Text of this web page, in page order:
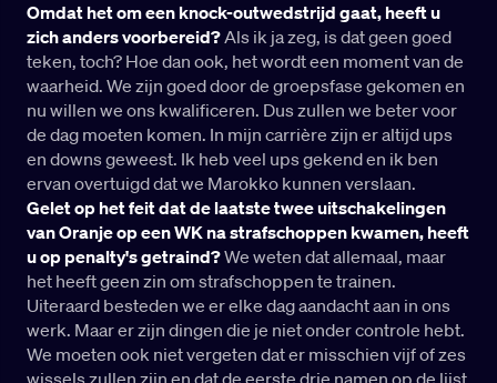
Omdat het om een knock-outwedstrijd gaat, heeft u
zich anders voorbereid?Als ik ja zeg, is dat geen goed
teken, toch? Hoe dan ook, het wordt een moment van de
waarheid. We zijn goed door de groepsfase gekomen en
nu willen we ons kwalificeren. Dus zullen we beter voor
de dag moeten komen. In mijn carrière zijn er altijd ups
en downs geweest. Ik heb veel ups gekend en ik ben
ervan overtuigd dat we Marokko kunnen verslaan.
Gelet op het feit dat de laatste twee uitschakelingen
van Oranje op een WK na strafschoppen kwamen, heeft
u op penalty's getraind?We weten dat allemaal, maar
het heeft geen zin om strafschoppen te trainen.
Uiteraard besteden we er elke dag aandacht aan in ons
werk. Maar er zijn dingen die je niet onder controle hebt.
We moeten ook niet vergeten dat er misschien vijf of zes